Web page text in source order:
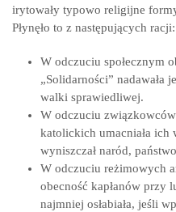
irytowały typowo religijne
Płynęło to z następujących racji:
W odczuciu społecznym
„Solidarności” nadawała
walki sprawiedliwej.
W odczuciu
katolickich umacniała
wyniszczał naród,
W odczuciu reżimowych
obecność kapłanów przy
najmniej osłabiała, jeśli